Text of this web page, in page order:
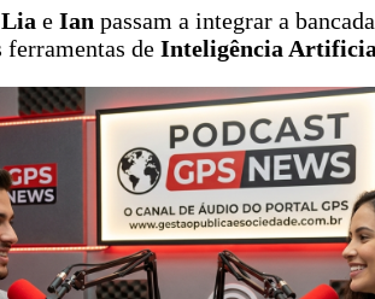
Lia e Ian passam a integrar a
ferramentas de Inteligência